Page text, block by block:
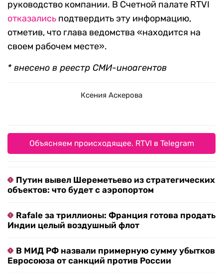
руководство компании. В Счетной палате RTVI
отказались подтвердить эту информацию,
отметив, что глава ведомства «находится на
своем рабочем месте».
* внесено в реестр СМИ-иноагентов
Ксения Аскерова
Объясняем происходящее. RTVI в Telegram
Путин вывел Шереметьево из стратегических
объектов: что будет с аэропортом
Rafale за триллионы: Франция готова продать
Индии целый воздушный флот
В МИД РФ назвали примерную сумму убытков
Евросоюза от санкций против России